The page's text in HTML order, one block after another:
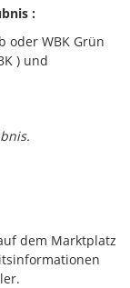
:
oder WBK Grün
) und
dem Marktplatz